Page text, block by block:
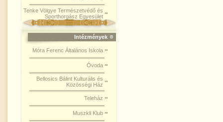
Tenke Völgye Természetvédő és
Sporthorgász Egyesület
Intézmények
Móra Ferenc Általános Iskola
Óvoda
Bellosics Bálint Kulturális és
Közösségi Ház
Teleház
Muszkli Klub